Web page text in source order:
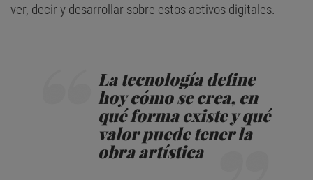
ver, decir y desarrollar sobre estos activos digitales.
La tecnología define
hoy cómo se crea, en
qué forma existe y qué
valor puede tener la
obra artística